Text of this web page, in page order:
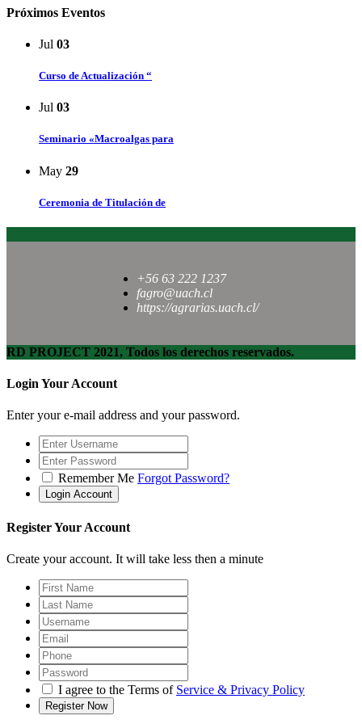
Próximos Eventos
Jul 03
Curso de Actualización “
Jul 03
Seminario «Macroalgas para
May 29
Ceremonia de Titulación de
+56 63 222 1237
fagro@uach.cl
https://agrarias.uach.cl/
RD PROJECT 2021, Todos los derechos reservados.
Login Your Account
Enter your e-mail address and your password.
Remember Me Forgot Password?
Register Your Account
Create your account. It will take less then a minute
I agree to the Terms of Service & Privacy Policy